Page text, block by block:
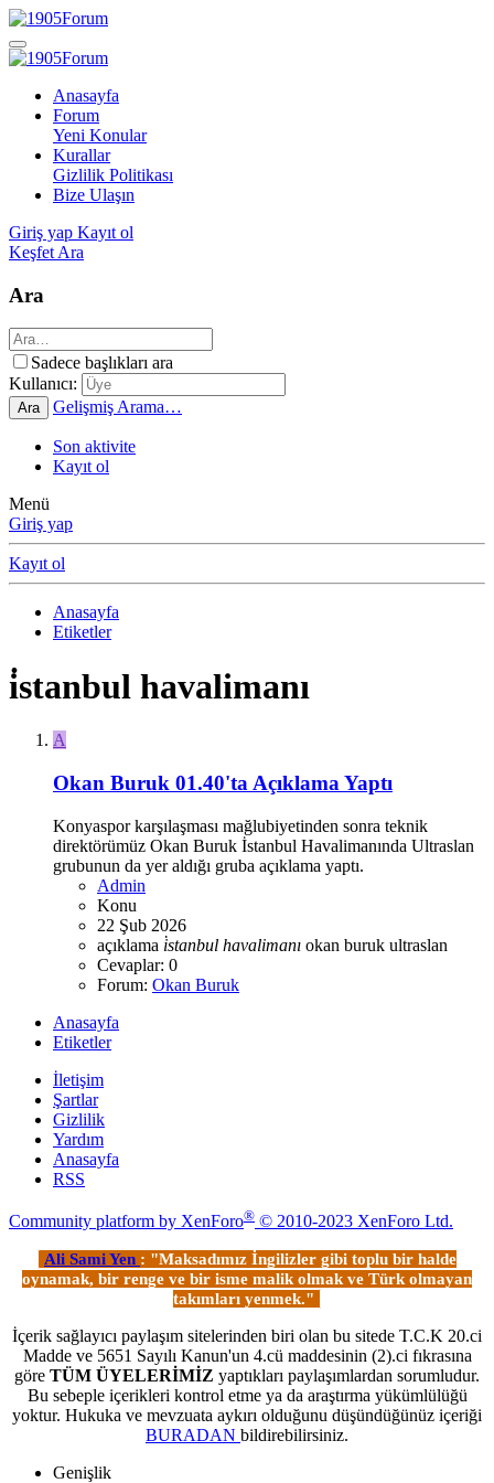
Anasayfa
Forum
Yeni Konular
Kurallar
Gizlilik Politikası
Bize Ulaşın
Giriş yap Kayıt ol
Keşfet Ara
Ara
Sadece başlıkları ara
Kullanıcı:
Ara Gelişmiş Arama…
Son aktivite
Kayıt ol
Menü
Giriş yap
Kayıt ol
Anasayfa
Etiketler
i̇stanbul havalimanı
A
Okan Buruk 01.40'ta Açıklama Yaptı
Konyaspor karşılaşması mağlubiyetinden sonra teknik
direktörümüz Okan Buruk İstanbul Havalimanında Ultraslan
grubunun da yer aldığı gruba açıklama yaptı.
Admin
Konu
22 Şub 2026
açıklama i̇stanbul havalimanı okan buruk ultraslan
Cevaplar: 0
Forum: Okan Buruk
Anasayfa
Etiketler
İletişim
Şartlar
Gizlilik
Yardım
Anasayfa
RSS
Community platform by XenForo® © 2010-2023 XenForo Ltd.
Ali Sami Yen : "Maksadımız İngilizler gibi toplu bir halde
oynamak, bir renge ve bir isme malik olmak ve Türk olmayan
takımları yenmek."
İçerik sağlayıcı paylaşım sitelerinden biri olan bu sitede T.C.K 20.ci
Madde ve 5651 Sayılı Kanun'un 4.cü maddesinin (2).ci fıkrasına
göre TÜM ÜYELERİMİZ yaptıkları paylaşımlardan sorumludur.
Bu sebeple içerikleri kontrol etme ya da araştırma yükümlülüğü
yoktur. Hukuka ve mevzuata aykırı olduğunu düşündüğünüz içeriği
BURADAN bildirebilirsiniz.
Genişlik